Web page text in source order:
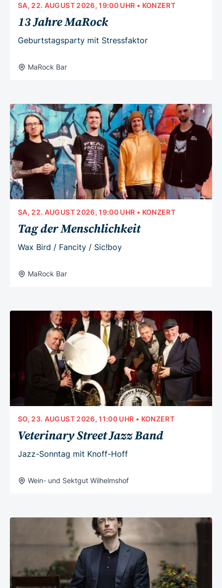
SA, 22. AUGUST 2026, 19:00 UHR • KONZERT
13 Jahre MaRock
Geburtstagsparty mit Stressfaktor
MaRock Bar
SA, 22. AUGUST 2026, 19:00 UHR • KONZERT
Tag der Menschlichkeit
Wax Bird / Fancity / Sic!boy
MaRock Bar
SO, 23. AUGUST 2026, 11:00 UHR • KONZERT
Veterinary Street Jazz Band
Jazz-Sonntag mit Knoff-Hoff
Wein- und Sektgut Wilhelmshof